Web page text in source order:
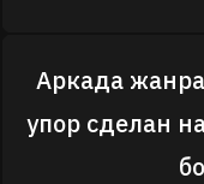
Аркада
упор сделан